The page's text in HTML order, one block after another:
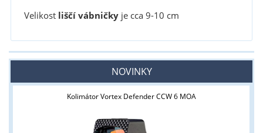
Velikostliščí vábničkyje cca 9-10 cm
NOVINKY
Kolimátor Vortex Defender CCW 6 MOA